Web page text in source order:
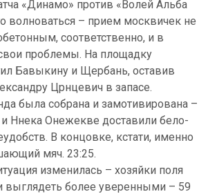
«Динамо» против «Волей Альба
волноваться – прием москвичек не
соответственно, и в
проблемы. На площадку
Бавыкину и Щербань, оставив
Црнцевич в запасе.
была собрана и замотивирована –
Ннека Онежекве доставили бело-
В концовке, кстати, именно
мяч. 23:25.
изменилась – хозяйки поля
выглядеть более уверенными – 59